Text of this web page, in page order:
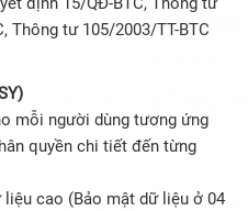
Thông tư 105/2003/TT-BTC
mỗi người dùng tương ứng
quyền chi tiết đến từng
liệu cao (Bảo mật dữ liệu ở 04